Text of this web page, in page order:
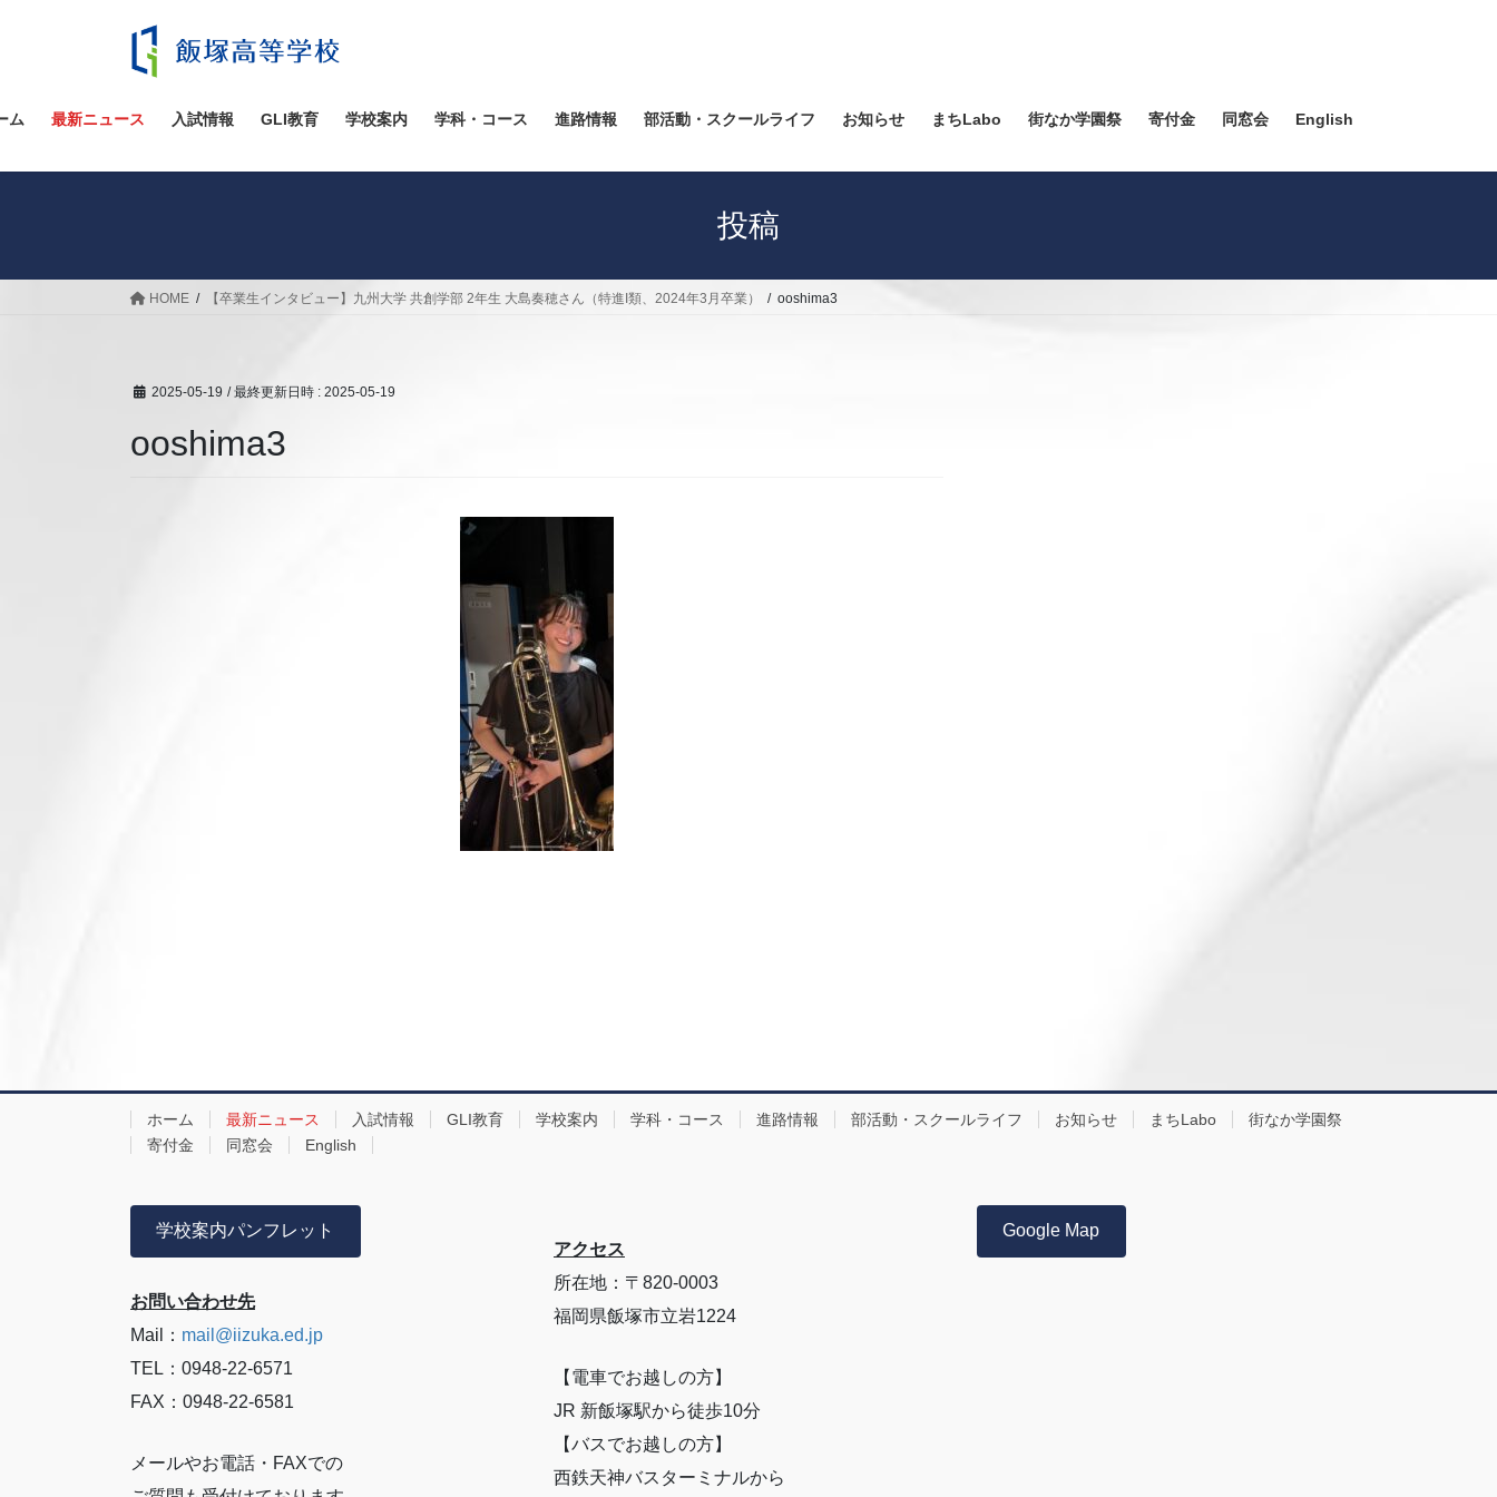
ツ
ス
シ
ン
ム 最新ニュース 入試情報 GLI教育 学校案内 学科・コース 進路情報 部活動・スクールライフ お知らせ まちLabo 街なか学園祭 寄付金 同窓会 English
投稿
HOME 【卒業生インタビュー】九州大学 共創学部 2年生 大島奏穂さん（特進I類、2024年3月卒業） ooshima3
2025-05-19 / 最終更新日時 : 2025-05-19
ooshima3
ホーム 最新ニュース 入試情報 GLI教育 学校案内 学科・コース 進路情報 部活動・スクールライフ お知らせ まちLabo
街なか学園祭
寄付金
同窓会 English
学校案内パンフレット
お問い合わせ先
Mail： mail@iizuka.ed.jp
TEL：0948-22-6571
FAX：0948-22-6581
メールやお電話・FAXでの
アクセス
所在地：〒820-0003
福岡県飯塚市立岩1224
【電車でお越しの方】
JR 新飯塚駅から徒歩10分
【バスでお越しの方】
西鉄天神バスターミナルから
Google Map